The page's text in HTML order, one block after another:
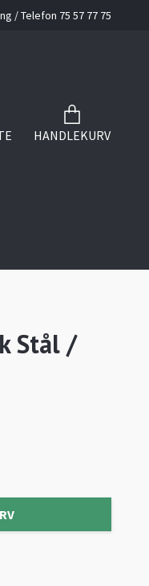
/ Telefon 75 57 77 75
HANDLEKURV
Stål /